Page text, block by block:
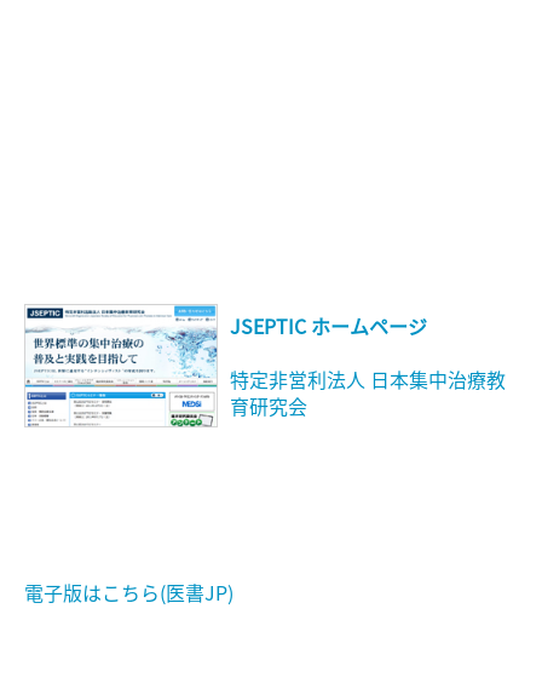
JSEPTIC ホームページ
特定非営利法人 日本集中治療教
育研究会
電子版はこちら(医書JP)